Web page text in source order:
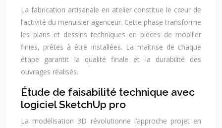
La fabrication artisanale en atelier constitue le cœur de
l’activité du menuisier agenceur. Cette phase transforme
les plans et dessins techniques en pièces de mobilier
finies, prêtes à être installées. La maîtrise de chaque
étape garantit la qualité finale et la durabilité des
ouvrages réalisés.
Étude de faisabilité technique avec
logiciel SketchUp pro
La modélisation 3D révolutionne l’approche projet en